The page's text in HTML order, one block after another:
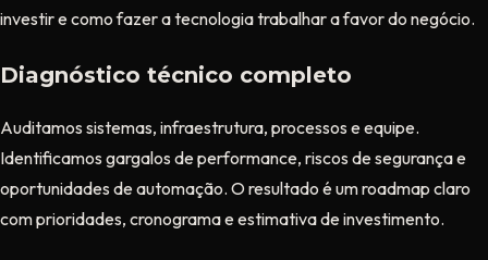
investir e como fazer a tecnologia trabalhar a favor do negócio.
Diagnóstico técnico completo
Auditamos sistemas, infraestrutura, processos e equipe.
Identificamos gargalos de performance, riscos de segurança e
oportunidades de automação. O resultado é um roadmap claro
com prioridades, cronograma e estimativa de investimento.